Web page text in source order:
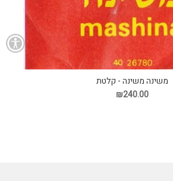
משינה משינה - קלטת
₪240.00